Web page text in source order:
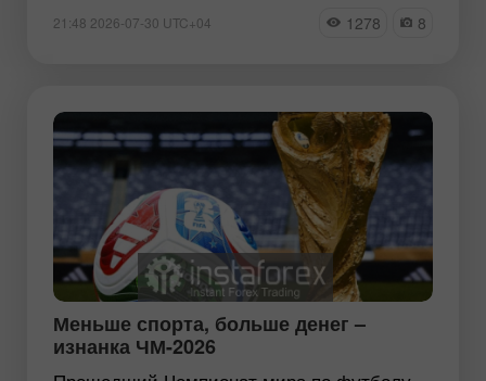
21:48 2026-07-30 UTC+04 1278 8
Меньше спорта, больше денег –
изнанка ЧМ-2026